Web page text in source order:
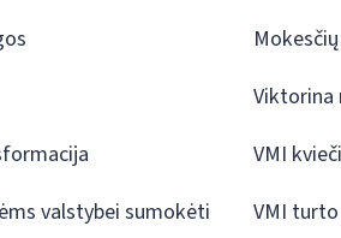
valstybei sumokėti
Viktorina
VMI
VMI